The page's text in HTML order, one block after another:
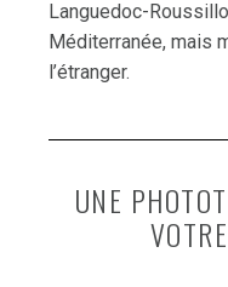
Languedoc-
Méditerranée, mais
l’étranger.
UNE